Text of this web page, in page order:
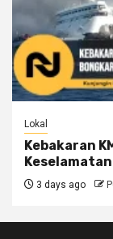
Lokal
Kebakaran
3 days ago